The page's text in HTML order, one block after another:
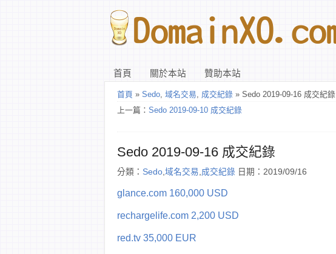
首頁 關於本站 贊助本站
首頁 » Sedo, 域名交易, 成交紀錄 » Sedo 2019-09-16 成交紀錄
上一篇： Sedo 2019-09-10 成交紀錄
Sedo 2019-09-16 成交紀錄
分類： Sedo,域名交易,成交紀錄 日期：2019/09/16
glance.com 160,000 USD
rechargelife.com 2,200 USD
red.tv 35,000 EUR